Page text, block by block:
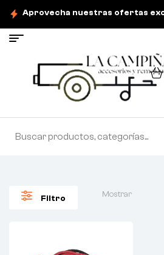
Aprovecha nuestras ofertas
Filtro Mostrar